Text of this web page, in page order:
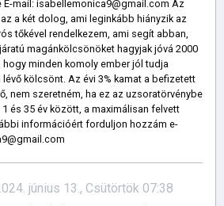
E-mail: isabellemonica9@gmail.com Az
a két dolog, ami leginkább hiányzik az
tőkével rendelkezem, ami segít abban,
magánkölcsönöket hagyjak jóvá 2000
minden komoly ember jól tudja
kölcsönt. Az évi 3% kamat a befizetett
nem szeretném, ha ez az uzsoratörvénybe
és 35 év között, a maximálisan felvett
információért forduljon hozzám e-
június 13., Csütörtök 07:38